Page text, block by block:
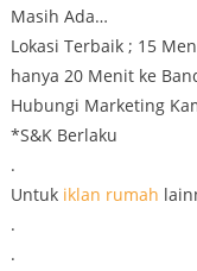
Masih Ada…
Lokasi Terbaik ; 15
hanya 20 Menit ke
Hubungi Marketing
*S&K Berlaku
.
Untuk iklan rumah
.
.